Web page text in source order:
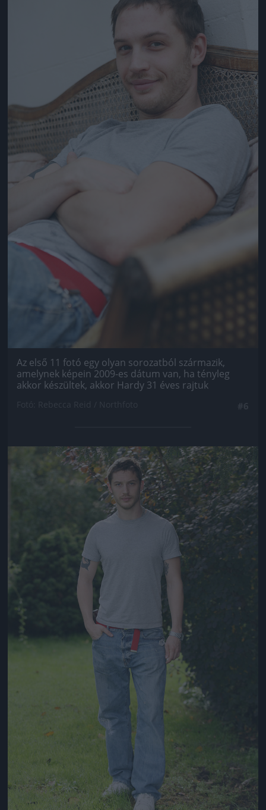
Az első 11 fotó egy olyan sorozatból származik,
amelynek képein 2009-es dátum van, ha tényleg
akkor készültek, akkor Hardy 31 éves rajtuk
Jön még kép!